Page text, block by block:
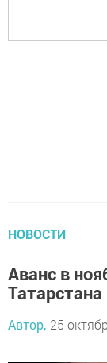
НОВОСТИ
Аванс в
Автор, 25